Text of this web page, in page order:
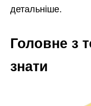
детальніше.
Головне з
знати